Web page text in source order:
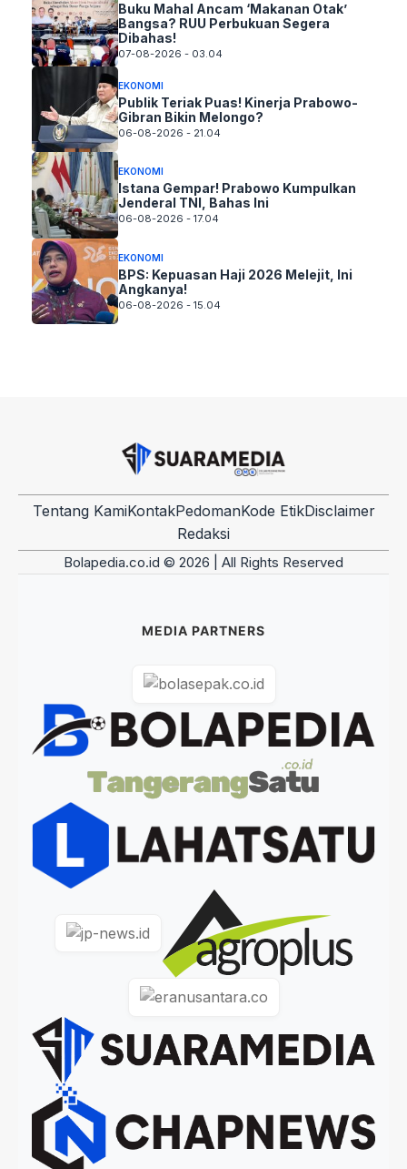
Buku Mahal Ancam ‘Makanan Otak’
Bangsa? RUU Perbukuan Segera
Dibahas!
07-08-2026 - 03.04
EKONOMI
Publik Teriak Puas! Kinerja Prabowo-
Gibran Bikin Melongo?
06-08-2026 - 21.04
EKONOMI
Istana Gempar! Prabowo Kumpulkan
Jenderal TNI, Bahas Ini
06-08-2026 - 17.04
EKONOMI
BPS: Kepuasan Haji 2026 Melejit, Ini
Angkanya!
06-08-2026 - 15.04
Tentang KamiKontakPedomanKode EtikDisclaimer
Redaksi
Bolapedia.co.id © 2026 | All Rights Reserved
MEDIA PARTNERS